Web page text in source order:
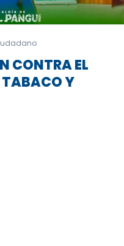
CONTRA EL
TABACO Y